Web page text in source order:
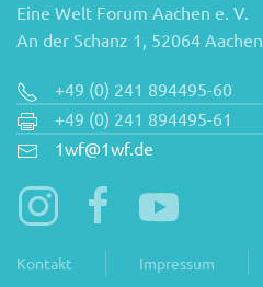
Eine Welt Forum Aachen e. V.
An der Schanz 1, 52064 Aachen
+49 (0) 241 894495-60
+49 (0) 241 894495-61
1wf@1wf.de
Kontakt Impressum